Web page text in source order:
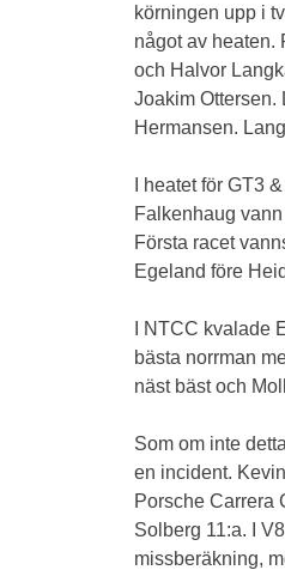
körningen upp i
något av heaten.
och Halvor
Joakim Ottersen.
Hermansen.
I heatet för GT3
Falkenhaug
Första racet
Egeland före
I NTCC kvalade
bästa norrman
näst bäst och
Som om inte
en incident.
Porsche Carrera
Solberg 11:a. I
missberäkning,